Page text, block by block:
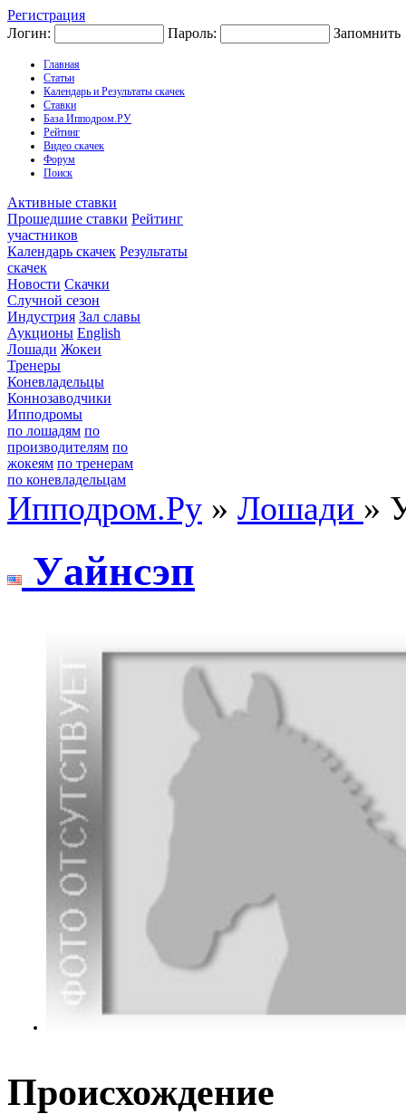
Регистрация
Логин:
Пароль: Запомнить
Главная
Статьи
Календарь и Результаты скачек
Ставки
База Ипподром.РУ
Рейтинг
Видео скачек
Форум
Поиск
Активные ставки
Прошедшие ставки Рейтинг
участников
Календарь скачек Результаты
скачек
Новости Скачки
Случной сезон
Индустрия Зал славы
Аукционы English
Лошади Жокеи
Тренеры
Коневладельцы
Коннозаводчики
Ипподромы
по лошадям по
производителям по
жокеям по тренерам
по коневладельцам
Ипподром.Ру » Лошади »
Уaйнсэп
Происхождение